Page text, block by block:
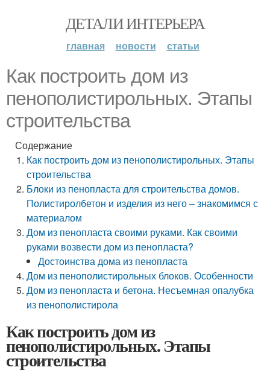
ДЕТАЛИ ИНТЕРЬЕРА
главная новости статьи
Как построить дом из
пенополистирольных. Этапы
строительства
Содержание
Как построить дом из пенополистирольных. Этапы
строительства
Блоки из пенопласта для строительства домов.
Полистиролбетон и изделия из него – знакомимся с
материалом
Дом из пенопласта своими руками. Как своими
руками возвести дом из пенопласта?
Достоинства дома из пенопласта
Дом из пенополистирольных блоков. Особенности
Дом из пенопласта и бетона. Несъемная опалубка
из пенополистирола
Как построить дом из
пенополистирольных. Этапы
строительства